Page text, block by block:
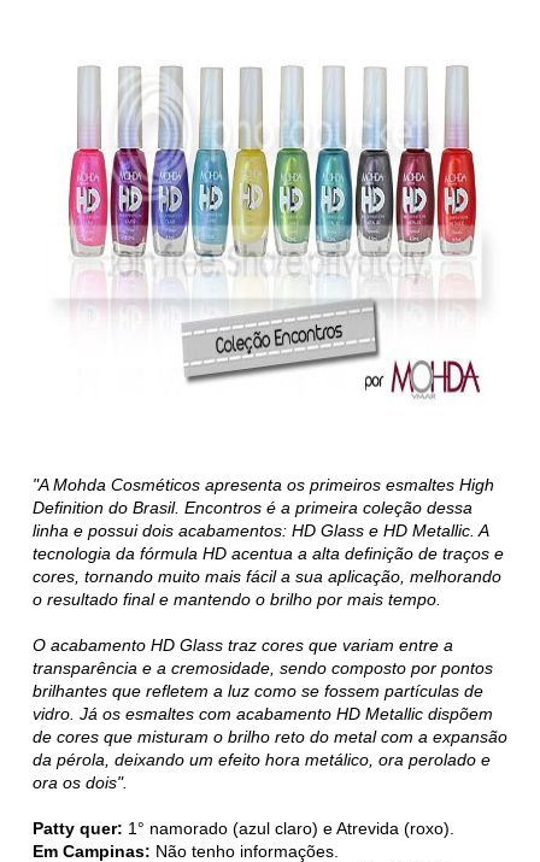
"A Mohda Cosméticos apresenta os primeiros esmaltes High
Definition do Brasil. Encontros é a primeira coleção dessa
linha e possui dois acabamentos: HD Glass e HD Metallic. A
tecnologia da fórmula HD acentua a alta definição de traços e
cores, tornando muito mais fácil a sua aplicação, melhorando
o resultado final e mantendo o brilho por mais tempo.
O acabamento HD Glass traz cores que variam entre a
transparência e a cremosidade, sendo composto por pontos
brilhantes que refletem a luz como se fossem partículas de
vidro. Já os esmaltes com acabamento HD Metallic dispõem
de cores que misturam o brilho reto do metal com a expansão
da pérola, deixando um efeito hora metálico, ora perolado e
ora os dois".
Patty quer: 1° namorado (azul claro) e Atrevida (roxo).
Em Campinas: Não tenho informações.